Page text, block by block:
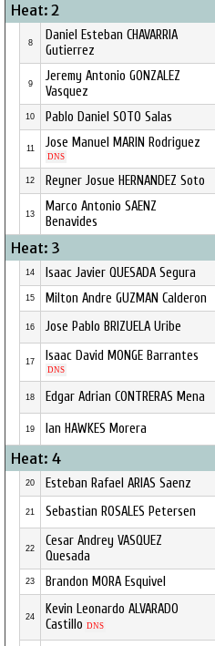
Heat: 2
8
Daniel Esteban CHAVARRIA
Gutierrez
9
Jeremy Antonio GONZALEZ
Vasquez
10 Pablo Daniel SOTO Salas
11 Jose Manuel MARIN Rodriguez
DNS
12 Reyner Josue HERNANDEZ Soto
13
Marco Antonio SAENZ
Benavides
Heat: 3
14 Isaac Javier QUESADA Segura
15 Milton Andre GUZMAN Calderon
16 Jose Pablo BRIZUELA Uribe
17 Isaac David MONGE Barrantes
DNS
18 Edgar Adrian CONTRERAS Mena
19 Ian HAWKES Morera
Heat: 4
20 Esteban Rafael ARIAS Saenz
21 Sebastian ROSALES Petersen
22
Cesar Andrey VASQUEZ
Quesada
23 Brandon MORA Esquivel
24
Kevin Leonardo ALVARADO
Castillo DNS